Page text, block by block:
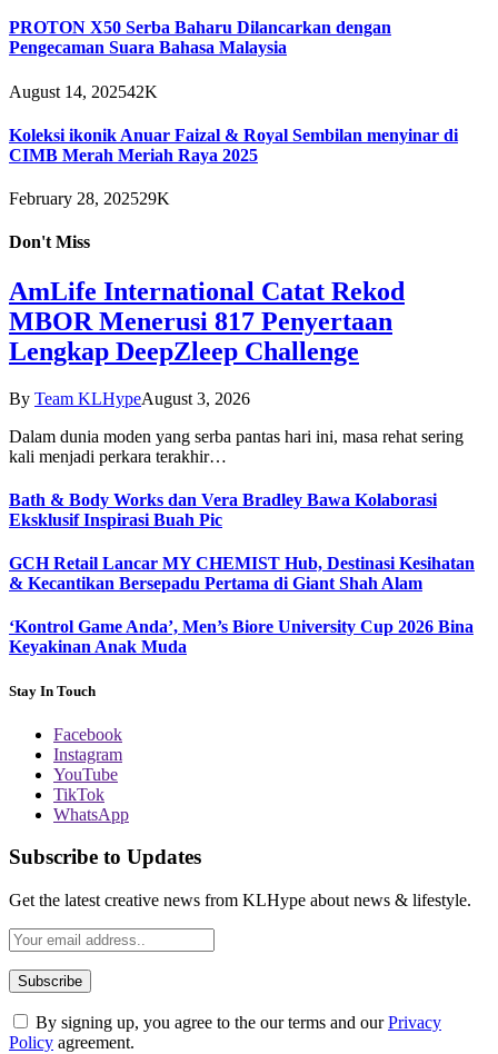
PROTON X50 Serba Baharu Dilancarkan dengan
Pengecaman Suara Bahasa Malaysia
August 14, 202542K
Koleksi ikonik Anuar Faizal & Royal Sembilan menyinar di
CIMB Merah Meriah Raya 2025
February 28, 202529K
Don't Miss
AmLife International Catat Rekod
MBOR Menerusi 817 Penyertaan
Lengkap DeepZleep Challenge
By Team KLHypeAugust 3, 2026
Dalam dunia moden yang serba pantas hari ini, masa rehat sering
kali menjadi perkara terakhir…
Bath & Body Works dan Vera Bradley Bawa Kolaborasi
Eksklusif Inspirasi Buah Pic
GCH Retail Lancar MY CHEMIST Hub, Destinasi Kesihatan
& Kecantikan Bersepadu Pertama di Giant Shah Alam
‘Kontrol Game Anda’, Men’s Biore University Cup 2026 Bina
Keyakinan Anak Muda
Stay In Touch
Facebook
Instagram
YouTube
TikTok
WhatsApp
Subscribe to Updates
Get the latest creative news from KLHype about news & lifestyle.
By signing up, you agree to the our terms and ourPrivacy
Policy agreement.